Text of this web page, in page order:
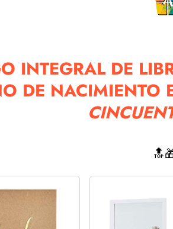
INTEGRAL DE
DE NACIMIENTO